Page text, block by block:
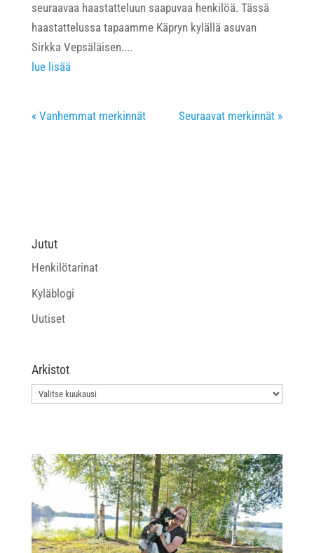
seuraavaa haastatteluun saapuvaa henkilöä. Tässä
haastattelussa tapaamme Käpryn kylällä asuvan
Sirkka Vepsäläisen....
lue lisää
« Vanhemmat merkinnät Seuraavat merkinnät »
Jutut
Henkilötarinat
Kyläblogi
Uutiset
Arkistot
Arkistot